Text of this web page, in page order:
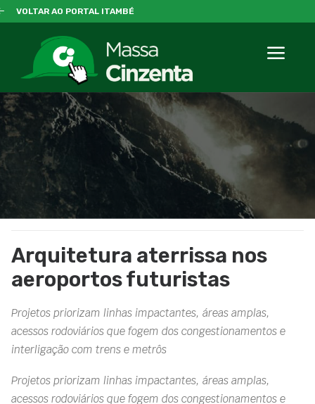
VOLTAR AO PORTAL ITAMBÉ
Arquitetura aterrissa nos
aeroportos futuristas
Projetos priorizam linhas impactantes, áreas amplas,
acessos rodoviários que fogem dos congestionamentos e
interligação com trens e metrôs
Projetos priorizam linhas impactantes, áreas amplas,
acessos rodoviários que fogem dos congestionamentos e